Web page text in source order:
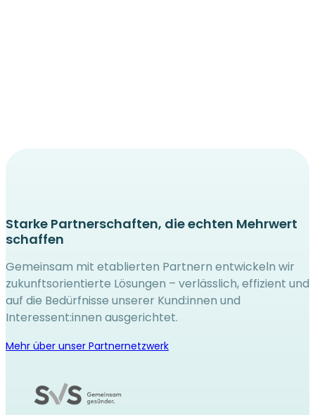
Starke Partnerschaften, die echten Mehrwert
schaffen
Gemeinsam mit etablierten Partnern entwickeln wir
zukunftsorientierte Lösungen – verlässlich, effizient und
auf die Bedürfnisse unserer Kund:innen und
Interessent:innen ausgerichtet.
Mehr über unser Partnernetzwerk